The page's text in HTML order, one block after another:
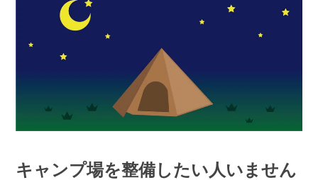
キャンプ場を整備したい人いません